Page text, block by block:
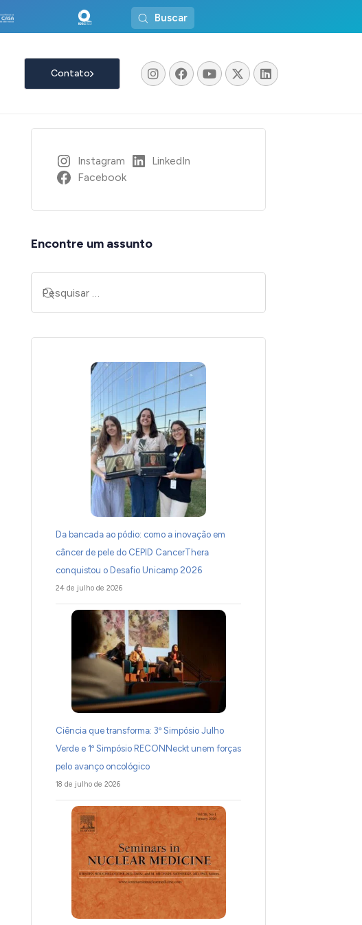
Buscar
Contato
Instagram
LinkedIn
Facebook
Encontre um assunto
Da bancada ao pódio: como a inovação em
câncer de pele do CEPID CancerThera
conquistou o Desafio Unicamp 2026
24 de julho de 2026
Ciência que transforma: 3º Simpósio Julho
Verde e 1º Simpósio RECONNeckt unem forças
pelo avanço oncológico
18 de julho de 2026